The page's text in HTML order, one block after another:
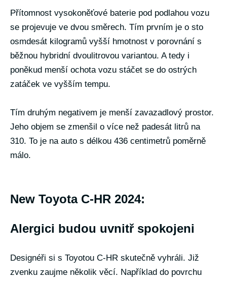
Přítomnost vysokoněťové baterie pod podlahou vozu
se projevuje ve dvou směrech. Tím prvním je o sto
osmdesát kilogramů vyšší hmotnost v porovnání s
běžnou hybridní dvoulitrovou variantou. A tedy i
poněkud menší ochota vozu stáčet se do ostrých
zatáček ve vyšším tempu.
Tím druhým negativem je menší zavazadlový prostor.
Jeho objem se zmenšil o více než padesát litrů na
310. To je na auto s délkou 436 centimetrů poměrně
málo.
New Toyota C-HR 2024:
Alergici budou uvnitř spokojeni
Designéři si s Toyotou C-HR skutečně vyhráli. Již
zvenku zaujme několik věcí. Například do povrchu